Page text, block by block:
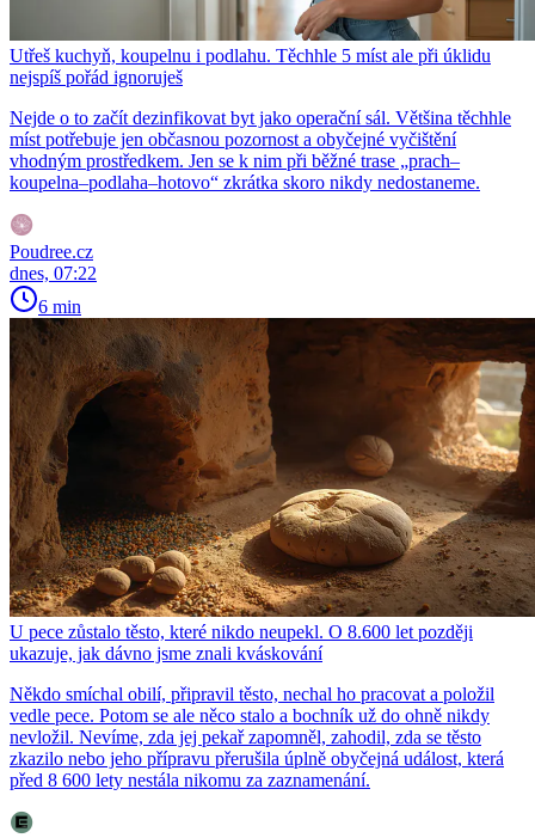
Utřeš kuchyň, koupelnu i podlahu. Těchhle 5 míst ale při úklidu
nejspíš pořád ignoruješ
Nejde o to začít dezinfikovat byt jako operační sál. Většina těchhle
míst potřebuje jen občasnou pozornost a obyčejné vyčištění
vhodným prostředkem. Jen se k nim při běžné trase „prach–
koupelna–podlaha–hotovo“ zkrátka skoro nikdy nedostaneme.
Poudree.cz
dnes, 07:22
6 min
U pece zůstalo těsto, které nikdo neupekl. O 8.600 let později
ukazuje, jak dávno jsme znali kváskování
Někdo smíchal obilí, připravil těsto, nechal ho pracovat a položil
vedle pece. Potom se ale něco stalo a bochník už do ohně nikdy
nevložil. Nevíme, zda jej pekař zapomněl, zahodil, zda se těsto
zkazilo nebo jeho přípravu přerušila úplně obyčejná událost, která
před 8 600 lety nestála nikomu za zaznamenání.